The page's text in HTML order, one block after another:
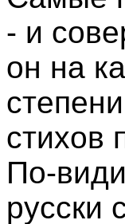
- и
он на
стихов
По-
русски